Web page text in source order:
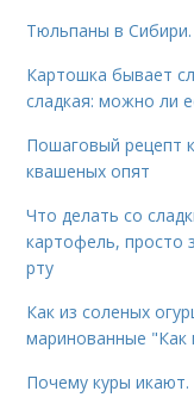
Тюльпаны в Сибири.
Картошка бывает
сладкая: можно ли
Пошаговый рецепт
квашеных опят
Что делать со
картофель, просто
рту
Как из соленых
маринованные "Как
Почему куры